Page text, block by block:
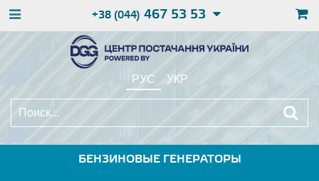
+38 (044) 467 53 53
РУС УКР
БЕНЗИНОВЫЕ ГЕНЕРАТОРЫ